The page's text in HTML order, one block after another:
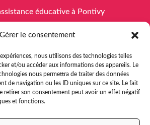
Gérer le consentement
nous utilisons des technologies telles
et/ou accéder aux informations des appareils. Le
nous permettra de traiter des données
de navigation ou les ID uniques sur ce site. Le fait
retirer son consentement peut avoir un effet négatif
et fonctions.
éducative à Pontivy
familiales à Ploemeur
familiales à Guidel
juridictionnelle Pontivy